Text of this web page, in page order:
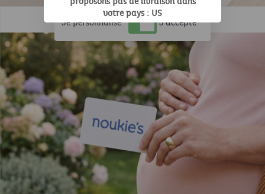
Je personnalise J'accepte
votre pays : US